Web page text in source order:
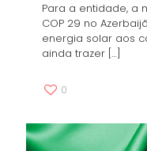
Para a entidade, a
COP 29 no
energia solar aos
ainda trazer […]
0